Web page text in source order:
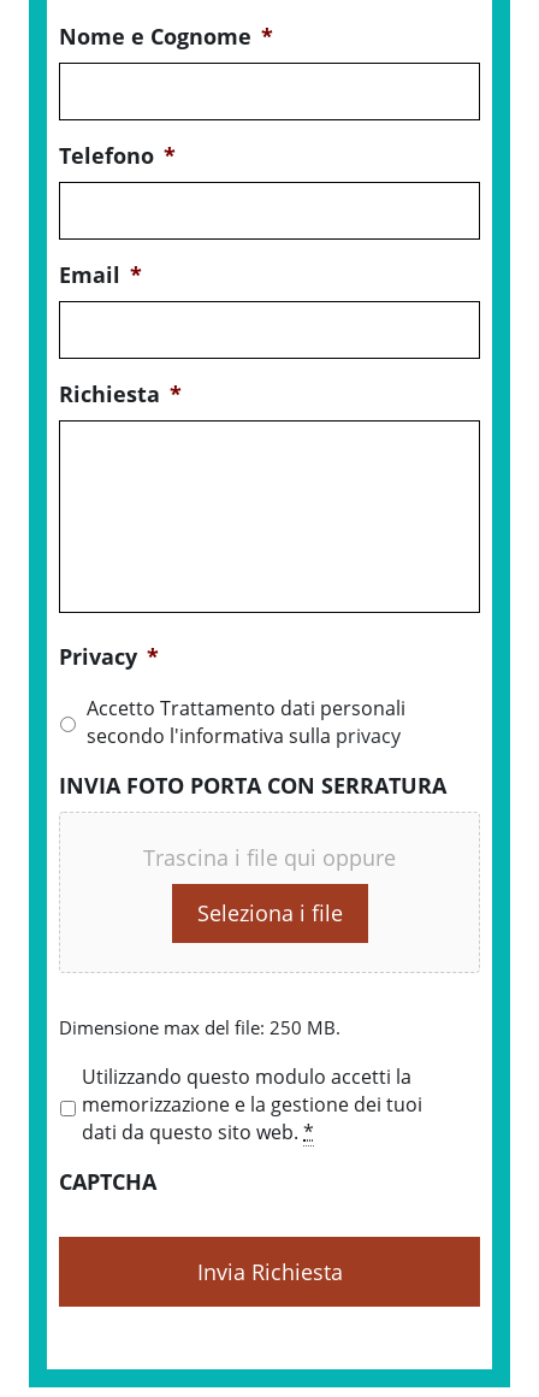
Nome e Cognome *
Telefono *
Email *
Richiesta *
Privacy *
Accetto Trattamento dati personali
secondo l'informativa sulla privacy
INVIA FOTO PORTA CON SERRATURA
Trascina i file qui oppure
Seleziona i file
Dimensione max del file: 250 MB.
r
a
y
Utilizzando questo modulo accetti la
memorizzazione e la gestione dei tuoi
dati da questo sito web. *
CAPTCHA